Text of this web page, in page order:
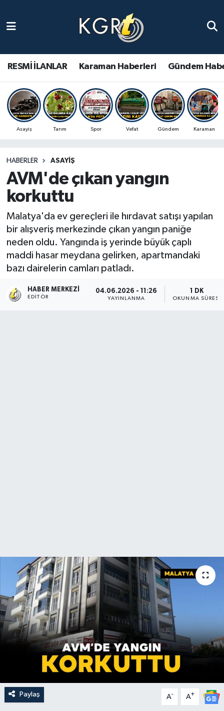
RESMİ İLANLAR Karaman Haberleri Gündem
Asayiş Tarım Spor Vefat Gündem Karaman
HABERLER ASAYIŞ
AVM'de çıkan yangın
korkuttu
Malatya'da ev gereçleri ile hırdavat satışı yapılan
bir alışveriş merkezinde çıkan yangın paniğe
neden oldu. Yangında iş yerinde büyük çaplı
maddi hasar meydana gelirken, apartmandaki
bazı dairelerin camları patladı.
HABER MERKEZI
EDITÖR
04.06.2026 - 11:26
YAYINLANMA
1 DK
OKUNMA SÜRESI
Paylaş A- A+
Gündem Haberleri
Güncel Haberler
Spor Haberleri
Ulusal Haberler
Vefat Edenler